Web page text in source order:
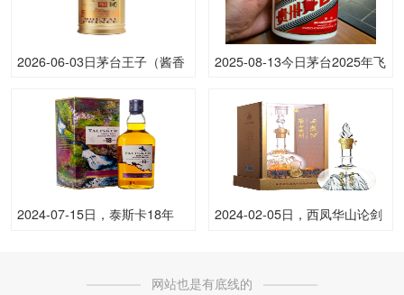
2026-06-03日茅台王子（酱香
瓶，下跌 20元
2025-08-13今日茅台2025年飞
一瓶，下跌 15元
2024-07-15日，泰斯卡18年
2024-02-05日，西凤华山论剑
网站也是有底线的